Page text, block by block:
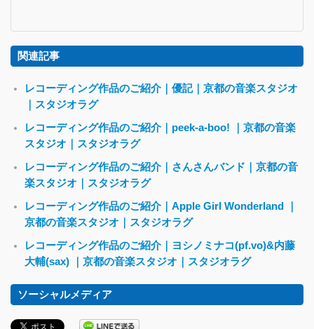
関連記事
レコーディング作品のご紹介｜優記｜京都の音楽スタジオ
｜スタジオラグ
レコーディング作品のご紹介｜peek-a-boo! ｜京都の音楽
スタジオ｜スタジオラグ
レコーディング作品のご紹介｜さんさんバンド｜京都の音
楽スタジオ｜スタジオラグ
レコーディング作品のご紹介｜Apple Girl Wonderland ｜
京都の音楽スタジオ｜スタジオラグ
レコーディング作品のご紹介｜ヨシノミナコ(pf.vo)&内藤
大輔(sax) ｜京都の音楽スタジオ｜スタジオラグ
ソーシャルメディア